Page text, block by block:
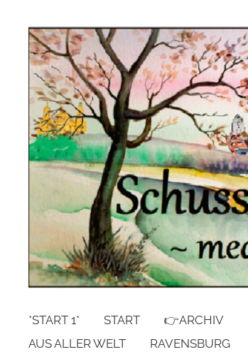
*START 1* START 👉ARCHIV
AUS ALLER WELT
RAVENSBURG